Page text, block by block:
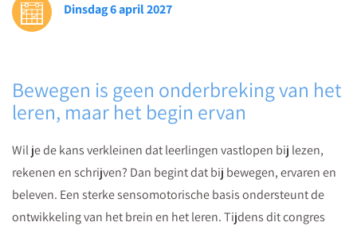
lessen
Dinsdag 6 april 2027
Bewegen is geen onderbreking van het
leren, maar het begin ervan
Wil je de kans verkleinen dat leerlingen vastlopen bij lezen,
rekenen en schrijven? Dan begint dat bij bewegen, ervaren en
beleven. Een sterke sensomotorische basis ondersteunt de
ontwikkeling van het brein en het leren. Tijdens dit congres